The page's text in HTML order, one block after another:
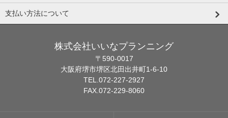
支払い方法について
株式会社いいなプランニング
〒590-0017
大阪府堺市堺区北田出井町1-6-10
TEL.072-227-2927
FAX.072-229-8060